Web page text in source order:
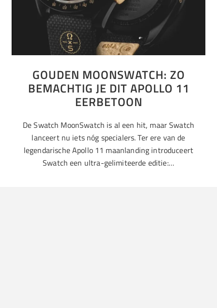
GOUDEN MOONSWATCH: ZO
BEMACHTIG JE DIT APOLLO 11
EERBETOON
De Swatch MoonSwatch is al een hit, maar Swatch
lanceert nu iets nóg specialers. Ter ere van de
legendarische Apollo 11 maanlanding introduceert
Swatch een ultra-gelimiteerde editie:…